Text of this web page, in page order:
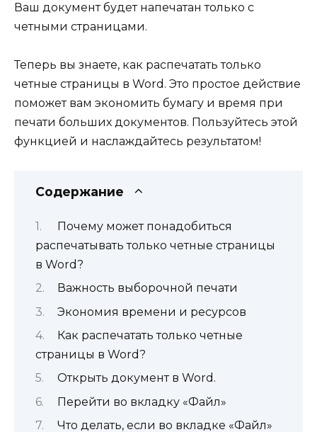
Ваш документ будет напечатан только с
четными страницами.
Теперь вы знаете, как распечатать только
четные страницы в Word. Это простое действие
поможет вам экономить бумагу и время при
печати больших документов. Пользуйтесь этой
функцией и наслаждайтесь результатом!
Содержание
Почему может понадобиться
распечатывать только четные страницы
в Word?
Важность выборочной печати
Экономия времени и ресурсов
Как распечатать только четные
страницы в Word?
Открыть документ в Word.
Перейти во вкладку «Файл»
Что делать, если во вкладке «Файл»